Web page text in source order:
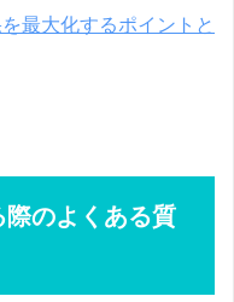
最大化するポイントと
のよくある質